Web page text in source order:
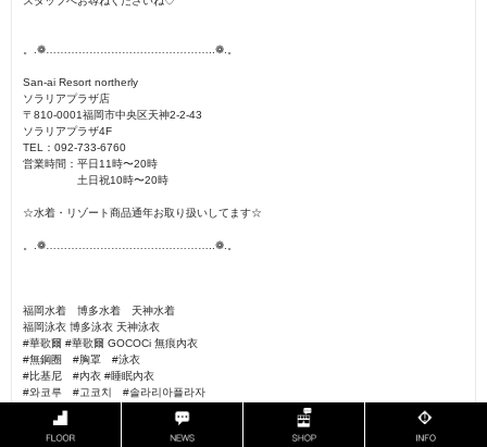
。.❁………………………………………..❁.。
San-ai Resort northerly
ソラリアプラザ店
〒810-0001福岡市中央区天神2-2-43
ソラリアプラザ4F
TEL：092-733-6760
営業時間：平日11時〜20時
土日祝10時〜20時
☆水着・リゾート商品通年お取り扱いしてます☆
。.❁………………………………………..❁.。
福岡水着 博多水着 天神水着
福岡泳衣 博多泳衣 天神泳衣
#華歌爾 #華歌爾 GOCOCi 無痕內衣
#無鋼圈 #胸罩 #泳衣
#比基尼 #內衣 #睡眠內衣
#와코루 #고코치 #솔라리아플라자
#노와이어 #브래지어 #속옷 #수영복
#비키니 #야간용 브라